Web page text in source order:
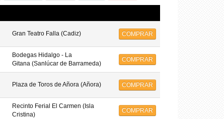
Gran Teatro Falla (Cadiz) COMPRAR
Bodegas Hidalgo - La
Gitana (Sanlúcar de Barrameda)
COMPRAR
Plaza de Toros de Añora (Añora) COMPRAR
Recinto Ferial El Carmen (Isla
Cristina)
COMPRAR